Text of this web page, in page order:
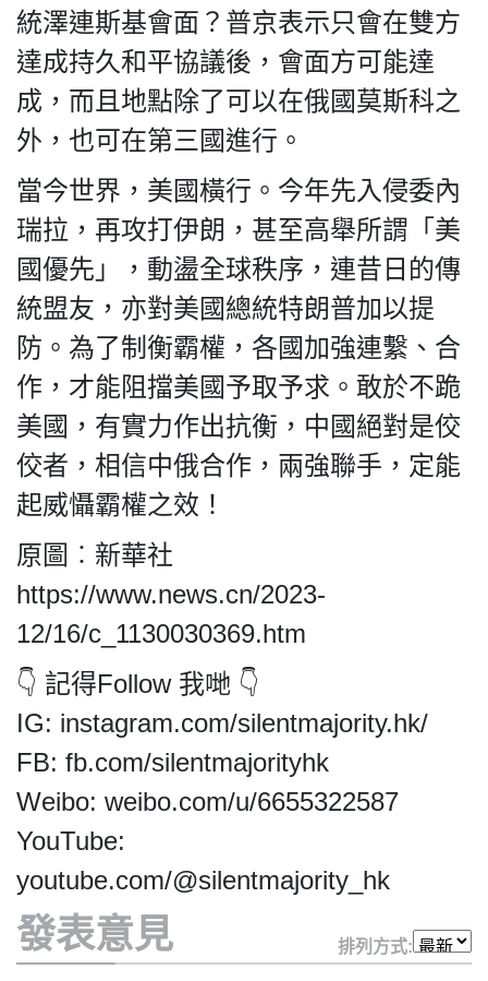
私
隱
政
策
及
免
責
聲
明
©
2018
Silent
Majority
For
HK.
All
rights
reserved.
統澤連斯基會面？普京表示只會在雙方
達成持久和平協議後，會面方可能達
成，而且地點除了可以在俄國莫斯科之
外，也可在第三國進行。
當今世界，美國橫行。今年先入侵委內
瑞拉，再攻打伊朗，甚至高舉所謂「美
國優先」，動盪全球秩序，連昔日的傳
統盟友，亦對美國總統特朗普加以提
防。為了制衡霸權，各國加強連繫、合
作，才能阻擋美國予取予求。敢於不跪
美國，有實力作出抗衡，中國絕對是佼
佼者，相信中俄合作，兩強聯手，定能
起威懾霸權之效！
原圖︰新華社
https://www.news.cn/2023-
12/16/c_1130030369.htm
👇 記得Follow 我哋 👇
IG: instagram.com/silentmajority.hk/
FB: fb.com/silentmajorityhk
Weibo: weibo.com/u/6655322587
YouTube:
youtube.com/@silentmajority_hk
發表意見 排列方式: